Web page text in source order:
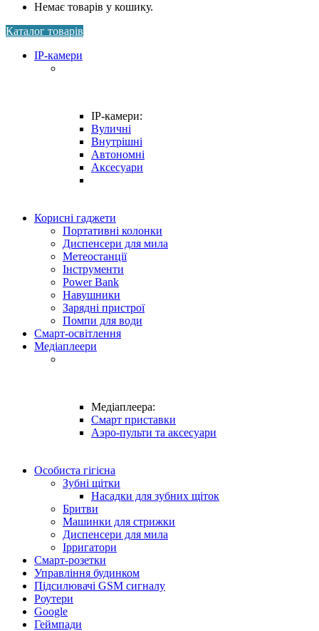
Немає товарів у кошику.
Каталог товарів
IP-камери
IP-камери:
Вуличні
Внутрішні
Автономні
Аксесуари
Корисні гаджети
Портативні колонки
Диспенсери для мила
Метеостанції
Інструменти
Power Bank
Навушники
Зарядні пристрої
Помпи для води
Смарт-освітлення
Медіаплеери
Медіаплеера:
Смарт приставки
Аэро-пульти та аксесуари
Особиста гігієна
Зубні щітки
Насадки для зубних щіток
Бритви
Машинки для стрижки
Диспенсери для мила
Ірригатори
Смарт-розетки
Управління будинком
Підсилювачі GSM сигналу
Роутери
Google
Геймпади